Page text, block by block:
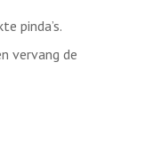
pinda’s.
vervang de